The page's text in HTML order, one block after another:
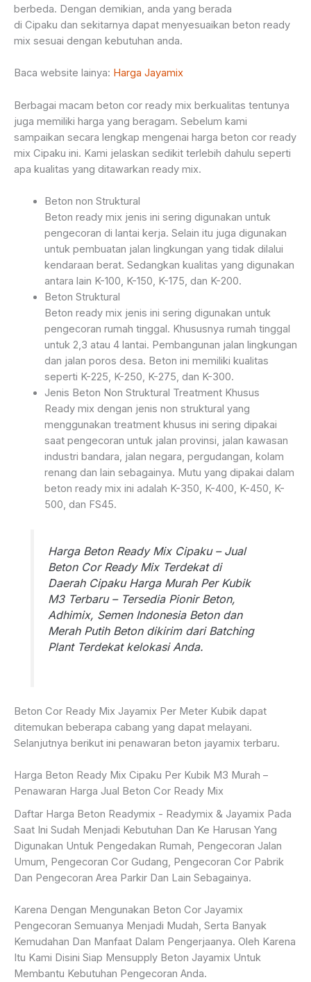
berbeda. Dengan demikian, anda yang berada
di Cipaku dan sekitarnya dapat menyesuaikan beton ready
mix sesuai dengan kebutuhan anda.
Baca website lainya: Harga Jayamix
Berbagai macam beton cor ready mix berkualitas tentunya
juga memiliki harga yang beragam. Sebelum kami
sampaikan secara lengkap mengenai harga beton cor ready
mix Cipaku ini. Kami jelaskan sedikit terlebih dahulu seperti
apa kualitas yang ditawarkan ready mix.
Beton non Struktural
Beton ready mix jenis ini sering digunakan untuk
pengecoran di lantai kerja. Selain itu juga digunakan
untuk pembuatan jalan lingkungan yang tidak dilalui
kendaraan berat. Sedangkan kualitas yang digunakan
antara lain K-100, K-150, K-175, dan K-200.
Beton Struktural
Beton ready mix jenis ini sering digunakan untuk
pengecoran rumah tinggal. Khususnya rumah tinggal
untuk 2,3 atau 4 lantai. Pembangunan jalan lingkungan
dan jalan poros desa. Beton ini memiliki kualitas
seperti K-225, K-250, K-275, dan K-300.
Jenis Beton Non Struktural Treatment Khusus
Ready mix dengan jenis non struktural yang
menggunakan treatment khusus ini sering dipakai
saat pengecoran untuk jalan provinsi, jalan kawasan
industri bandara, jalan negara, pergudangan, kolam
renang dan lain sebagainya. Mutu yang dipakai dalam
beton ready mix ini adalah K-350, K-400, K-450, K-
500, dan FS45.
Harga Beton Ready Mix Cipaku – Jual
Beton Cor Ready Mix Terdekat di
Daerah Cipaku Harga Murah Per Kubik
M3 Terbaru – Tersedia Pionir Beton,
Adhimix, Semen Indonesia Beton dan
Merah Putih Beton dikirim dari Batching
Plant Terdekat kelokasi Anda.
Beton Cor Ready Mix Jayamix Per Meter Kubik dapat
ditemukan beberapa cabang yang dapat melayani.
Selanjutnya berikut ini penawaran beton jayamix terbaru.
Harga Beton Ready Mix Cipaku Per Kubik M3 Murah –
Penawaran Harga Jual Beton Cor Ready Mix
Daftar Harga Beton Readymix - Readymix & Jayamix Pada
Saat Ini Sudah Menjadi Kebutuhan Dan Ke Harusan Yang
Digunakan Untuk Pengedakan Rumah, Pengecoran Jalan
Umum, Pengecoran Cor Gudang, Pengecoran Cor Pabrik
Dan Pengecoran Area Parkir Dan Lain Sebagainya.
Karena Dengan Mengunakan Beton Cor Jayamix
Pengecoran Semuanya Menjadi Mudah, Serta Banyak
Kemudahan Dan Manfaat Dalam Pengerjaanya. Oleh Karena
Itu Kami Disini Siap Mensupply Beton Jayamix Untuk
Membantu Kebutuhan Pengecoran Anda.